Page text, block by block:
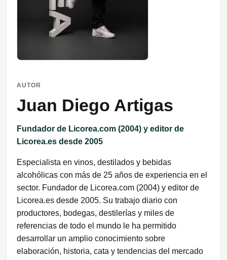
AUTOR
Juan Diego Artigas
Fundador de Licorea.com (2004) y editor de
Licorea.es desde 2005
Especialista en vinos, destilados y bebidas
alcohólicas con más de 25 años de experiencia en el
sector. Fundador de Licorea.com (2004) y editor de
Licorea.es desde 2005. Su trabajo diario con
productores, bodegas, destilerías y miles de
referencias de todo el mundo le ha permitido
desarrollar un amplio conocimiento sobre
elaboración, historia, cata y tendencias del mercado